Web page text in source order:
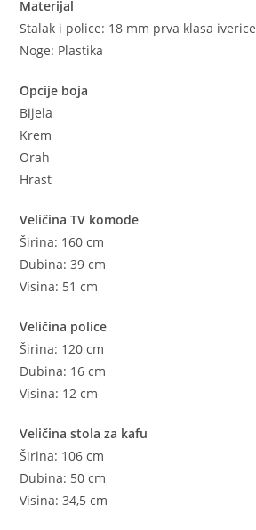
Materijal
Stalak i police: 18 mm prva klasa iverice
Noge: Plastika
Opcije boja
Bijela
Krem
Orah
Hrast
Veličina TV komode
Širina: 160 cm
Dubina: 39 cm
Visina: 51 cm
Veličina police
Širina: 120 cm
Dubina: 16 cm
Visina: 12 cm
Veličina stola za kafu
Širina: 106 cm
Dubina: 50 cm
Visina: 34,5 cm